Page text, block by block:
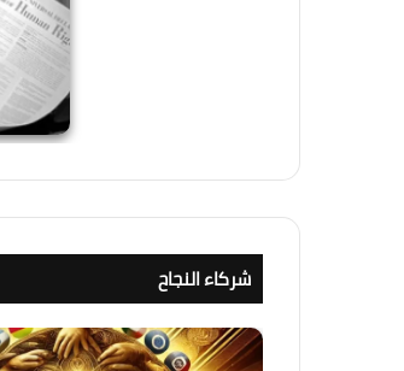
شركاء النجاح